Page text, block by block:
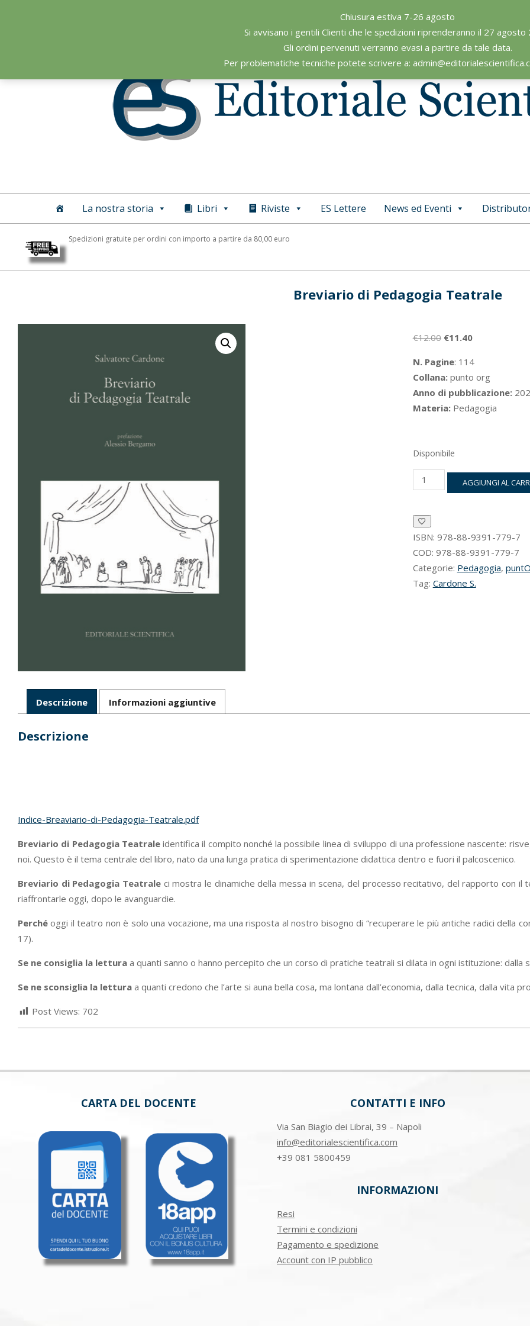
Chiusura estiva 7-26 agosto
Si avvisano i gentili Clienti che le spedizioni riprenderanno il 27 agosto
Gli ordini pervenuti verranno evasi a partire da tale data.
Per problematiche tecniche potete scrivere a:
Editoriale
Scientifica
Primary
La nostra storia Libri Riviste ES Lettere News ed Eventi
Spedizioni gratuite per ordini con importo a partire da 80,00 euro
Breviario di Pedagogia Teatrale
€12.00 Il
originale
era:
€12.00.
€11.40Il
attuale
è:
€11.40.
N. Pagine: 114
Collana:punto org
Anno di pubblicazione:
Materia:Pedagogia
Disponibile
Breviario
di
quantità
AGGIUNGI AL
ISBN: 978-88-9391-779-7
COD: 978-88-9391-779-7
Categorie: Pedagogia,
Tag: Cardone S.
Descrizione Informazioni aggiuntive
Descrizione
Indice-Breaviario-di-Pedagogia-Teatrale.pdf
Breviario di Pedagogia Teatraleidentifica il compito nonché la possibile linea di sviluppo di una professione nascente:
noi. Questo è il tema centrale del libro, nato da una lunga pratica di sperimentazione didattica dentro e fuori il palcoscenico.
Breviario di Pedagogia Teatraleci mostra le dinamiche della messa in scena, del processo recitativo, del rapporto con il
riaffrontarle oggi, dopo le avanguardie.
Perché oggi il teatro non è solo una vocazione, ma una risposta al nostro bisogno di “recuperare le più antiche radici della
17).
Se ne consiglia la lettura a quanti sanno o hanno percepito che un corso di pratiche teatrali si dilata in ogni istituzione: dalla
Se ne sconsiglia la lettura a quanti credono che l’arte si auna bella cosa, ma lontana dall’economia, dalla tecnica, dalla vita
Post Views: 702
CARTA DEL DOCENTE CONTATTI E INFO
Via San Biagio dei Librai, 39 – Napoli
info@editorialescientifica.com
+39 081 5800459
INFORMAZIONI
Resi
Termini e condizioni
Pagamento e spedizione
Account con IP pubblico